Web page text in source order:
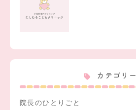
カテゴリー
院長のひとりごと